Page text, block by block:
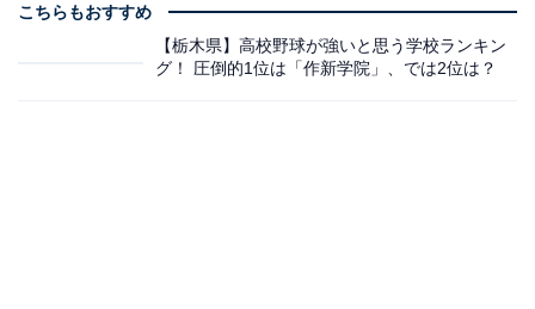
こちらもおすすめ
【栃木県】高校野球が強いと思う学校ランキン
グ！ 圧倒的1位は「作新学院」、では2位は？